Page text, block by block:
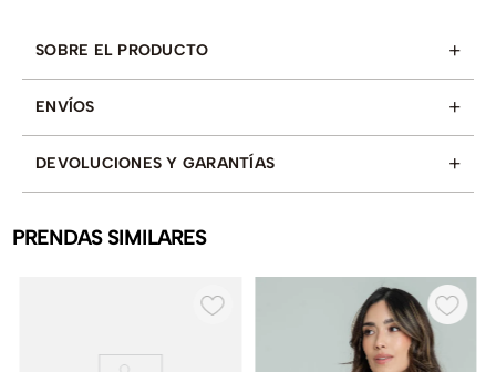
SOBRE EL PRODUCTO +
ENVÍOS +
DEVOLUCIONES Y GARANTÍAS +
PRENDAS SIMILARES